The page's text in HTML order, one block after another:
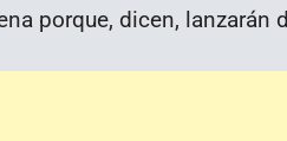
porque, dicen, lanzarán